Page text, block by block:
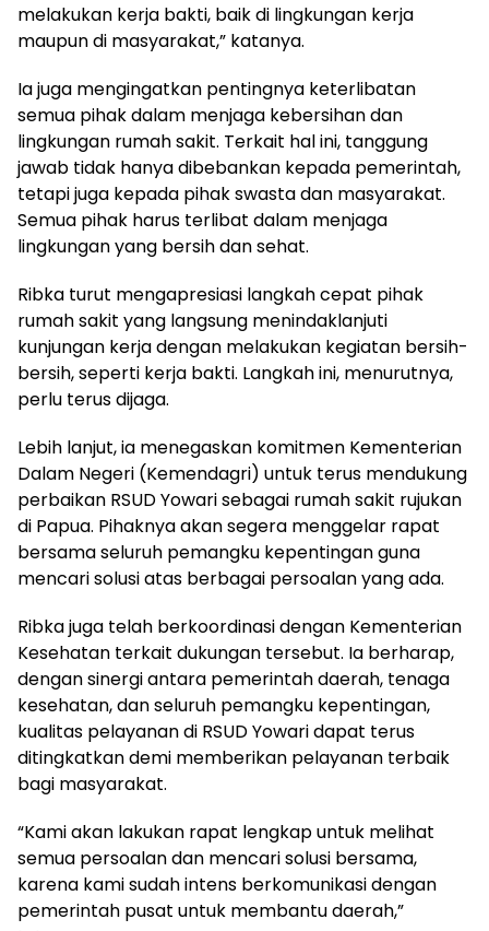
melakukan kerja bakti, baik di lingkungan kerja
maupun di masyarakat,” katanya.
Ia juga mengingatkan pentingnya keterlibatan
semua pihak dalam menjaga kebersihan dan
lingkungan rumah sakit. Terkait hal ini, tanggung
jawab tidak hanya dibebankan kepada pemerintah,
tetapi juga kepada pihak swasta dan masyarakat.
Semua pihak harus terlibat dalam menjaga
lingkungan yang bersih dan sehat.
Ribka turut mengapresiasi langkah cepat pihak
rumah sakit yang langsung menindaklanjuti
kunjungan kerja dengan melakukan kegiatan bersih-
bersih, seperti kerja bakti. Langkah ini, menurutnya,
perlu terus dijaga.
Lebih lanjut, ia menegaskan komitmen Kementerian
Dalam Negeri (Kemendagri) untuk terus mendukung
perbaikan RSUD Yowari sebagai rumah sakit rujukan
di Papua. Pihaknya akan segera menggelar rapat
bersama seluruh pemangku kepentingan guna
mencari solusi atas berbagai persoalan yang ada.
Ribka juga telah berkoordinasi dengan Kementerian
Kesehatan terkait dukungan tersebut. Ia berharap,
dengan sinergi antara pemerintah daerah, tenaga
kesehatan, dan seluruh pemangku kepentingan,
kualitas pelayanan di RSUD Yowari dapat terus
ditingkatkan demi memberikan pelayanan terbaik
bagi masyarakat.
“Kami akan lakukan rapat lengkap untuk melihat
semua persoalan dan mencari solusi bersama,
karena kami sudah intens berkomunikasi dengan
pemerintah pusat untuk membantu daerah,”